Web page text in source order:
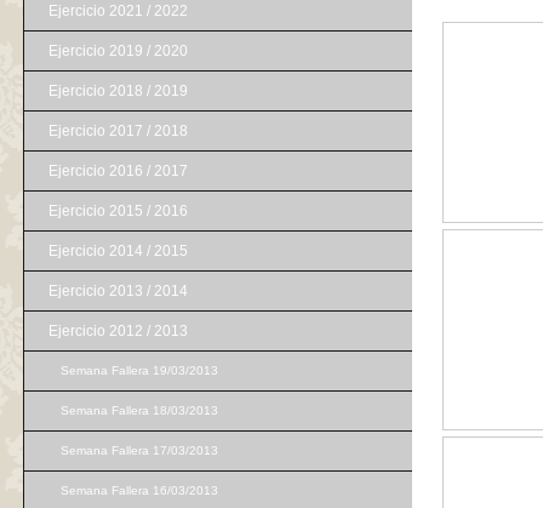
Ejercicio 2021 / 2022
Ejercicio 2019 / 2020
Ejercicio 2018 / 2019
Ejercicio 2017 / 2018
Ejercicio 2016 / 2017
Ejercicio 2015 / 2016
Ejercicio 2014 / 2015
Ejercicio 2013 / 2014
Ejercicio 2012 / 2013
Semana Fallera 19/03/2013
Semana Fallera 18/03/2013
Semana Fallera 17/03/2013
Semana Fallera 16/03/2013